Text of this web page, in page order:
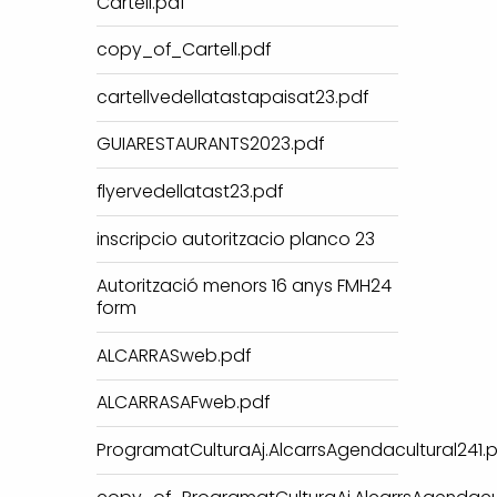
copy_of_Cartell.pdf
cartellvedellatastapaisat23.pdf
GUIARESTAURANTS2023.pdf
flyervedellatast23.pdf
inscripcio autoritzacio planco 23
Autorització menors 16 anys FMH24
form
ALCARRASweb.pdf
ALCARRASAFweb.pdf